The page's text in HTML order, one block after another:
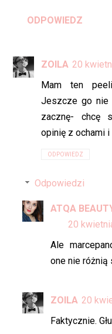
ODPOWIEDZ
ZOILA 20
Mam ten
Jeszcze go nie
zacznę- chcę
opinię z ochami i
ODPOWIEDZ
Odpowiedzi
ATQA
20
Ale
one nie różnią
ZOILA 20
Faktycznie.